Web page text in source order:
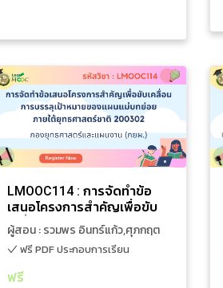
LMOOC114 : การจัดทำข้อ
เสนอโครงการสำคัญเพื่อขับ
เคลื่อนการบรรลุเป้าหมายของ
แผนแม่บทย่อยภายใต้
ยุทธศาสตร์ชาติ 200302
ผู้สอน : รวมพร อินทร์แก้ว,ศุภกฤต
อุเทศฟรี PDF ประกอบการเรียน
ฟรี
แผนงานและโครงการ
LMOOC114 : การจัดทำข้อ
เสนอโครงการสำคัญเพื่อขับ
เคลื่อนการบรรลุเป้าหมายของ
แผนแม่บทย่อยภายใต้
ยุทธศาสตร์ชาติ 200302
ผู้สอน : รวมพร
อินทร์แก้ว,ศุภกฤต
อุเทศ
0 ชั่วโมง 52 นาที
ฟรี PDF ประกอบการเรียน